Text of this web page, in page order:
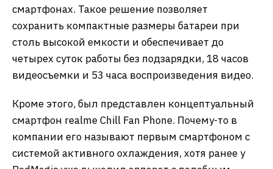
смартфонах. Такое решение позволяет
сохранить компактные размеры батареи при
столь высокой емкости и обеспечивает до
четырех суток работы без подзарядки, 18 часов
видеосъемки и 53 часа воспроизведения видео.
Кроме этого, был представлен концептуальный
смартфон realme Chill Fan Phone. Почему-то в
компании его называют первым смартфоном с
системой активного охлаждения, хотя ранее у